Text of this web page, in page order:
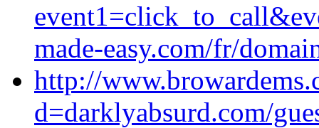
made-easy.com/fr/
http://
d=darklyabsurd.com/